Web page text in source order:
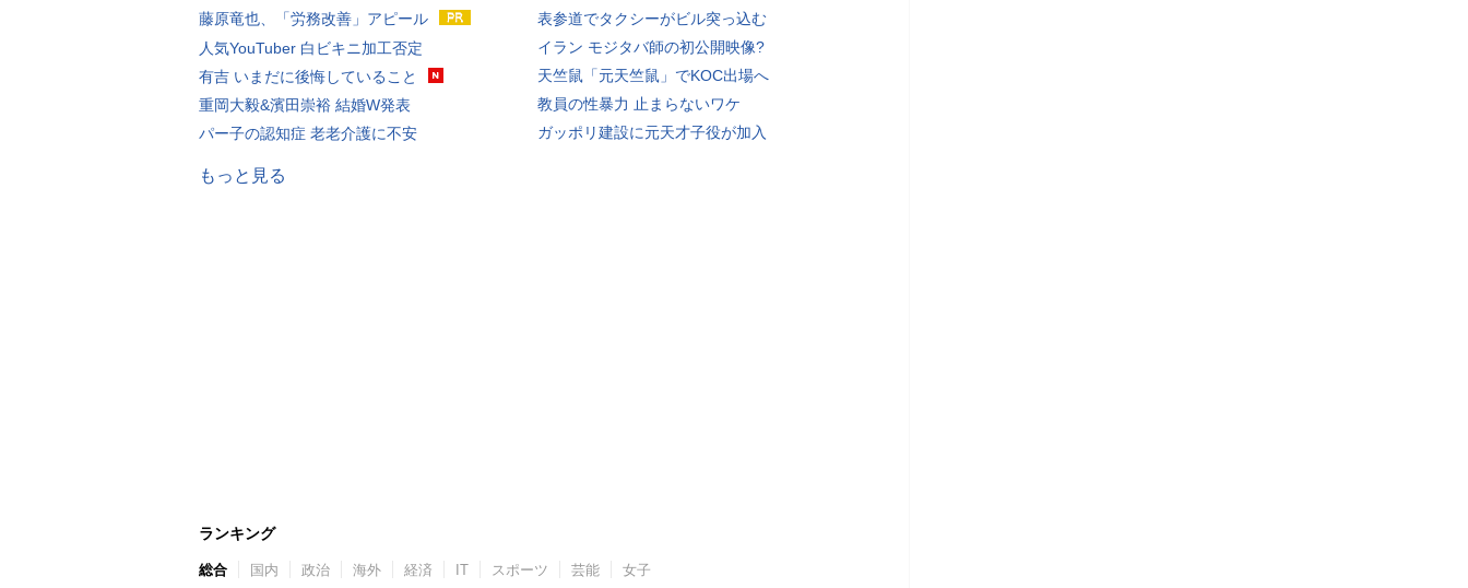
藤原竜也、「労務改善」アピール
人気YouTuber 白ビキニ加工否定
有吉 いまだに後悔していること
重岡大毅&濱田崇裕 結婚W発表
パー子の認知症 老老介護に不安
表参道でタクシーがビル突っ込む
イラン モジタバ師の初公開映像?
天竺鼠「元天竺鼠」でKOC出場へ
教員の性暴力 止まらないワケ
ガッポリ建設に元天才子役が加入
もっと見る
ランキング
総合 国内 政治 海外 経済 IT スポーツ 芸能 女子